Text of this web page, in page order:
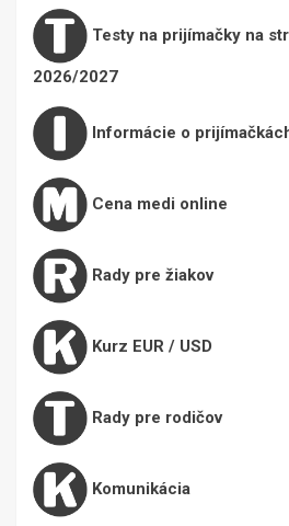
Testy na prijímačky na
2026/2027
Informácie o
Cena medi online
Rady pre žiakov
Kurz EUR / USD
Rady pre rodičov
Komunikácia